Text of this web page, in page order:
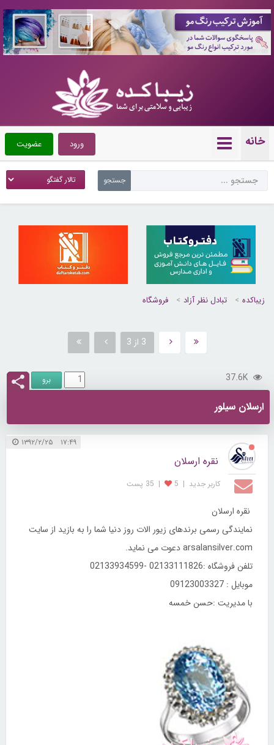
10091409
خانه عضویت ورود
زیباکده تبادل نظر آزاد فروشگاه
3 از 3
37.6K
ارسلان سیلور
۱۷:۴۹ ۱۳۹۲/۲/۲۵
نقره ارسلان
کاربر جديد |
5
| 35 پست
نقره ارسلان
نمایندگی رسمی برندهای زیور الات روز دنیا شما را به بازید از سایت
arsalansilver.com دعوت می نماید.
تلفن فروشگاه :02133111826 -02133934599
موبایل : 09123003327
با مدیریت :حسن خمسه